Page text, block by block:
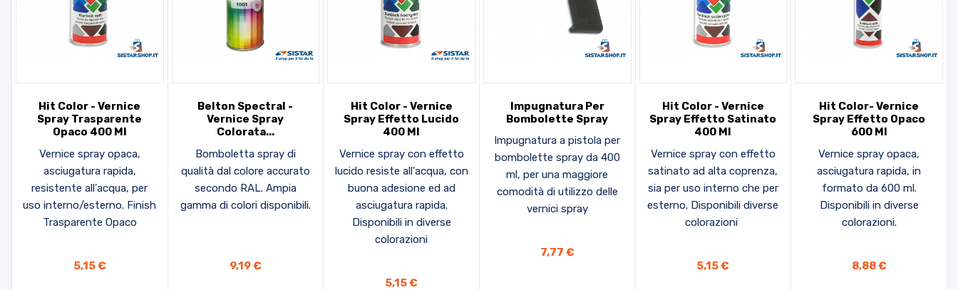
Hit Color - Vernice
Spray Trasparente
Opaco 400 Ml
Vernice spray opaca,
asciugatura rapida,
resistente all'acqua, per
uso interno/esterno. Finish
Trasparente Opaco
5,15 €
Belton Spectral -
Vernice Spray
Colorata...
Bomboletta spray di
qualità dal colore accurato
secondo RAL. Ampia
gamma di colori disponibili.
9,19 €
Hit Color - Vernice
Spray Effetto Lucido
400 Ml
Vernice spray con effetto
lucido resiste all'acqua, con
buona adesione ed ad
asciugatura rapida.
Disponibili in diverse
colorazioni
5,15 €
Impugnatura Per
Bombolette Spray
Impugnatura a pistola per
bombolette spray da 400
ml, per una maggiore
comodità di utilizzo delle
vernici spray
7,77 €
Hit Color - Vernice
Spray Effetto Satinato
400 Ml
Vernice spray con effetto
satinato ad alta coprenza,
sia per uso interno che per
esterno. Disponibili diverse
colorazioni
5,15 €
Hit Color- Vernice
Spray Effetto Opaco
600 Ml
Vernice spray opaca,
asciugatura rapida, in
formato da 600 ml.
Disponibili in diverse
colorazioni.
8,88 €